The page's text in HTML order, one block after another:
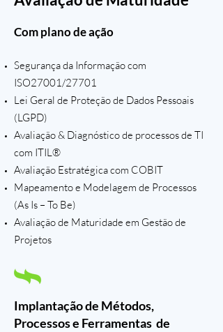
Com plano de ação
Segurança da Informação com
ISO27001/27701
Lei Geral de Proteção de Dados Pessoais
(LGPD)
Avaliação & Diagnóstico de processos de TI
com ITIL®
Avaliação Estratégica com COBIT
Mapeamento e Modelagem de Processos
(As Is – To Be)
Avaliação de Maturidade em Gestão de
Projetos
Implantação de Métodos,
Processos e Ferramentas de